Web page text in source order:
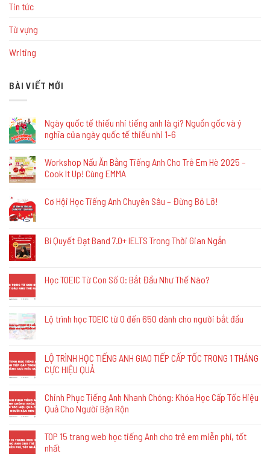
Tin tức
Từ vựng
Writing
BÀI VIẾT MỚI
Ngày quốc tế thiếu nhi tiếng anh là gì? Nguồn gốc và ý
nghĩa của ngày quốc tế thiếu nhi 1-6
Workshop Nấu Ăn Bằng Tiếng Anh Cho Trẻ Em Hè 2025 –
Cook It Up! Cùng EMMA
Cơ Hội Học Tiếng Anh Chuyên Sâu – Đừng Bỏ Lỡ!
Bí Quyết Đạt Band 7.0+ IELTS Trong Thời Gian Ngắn
Học TOEIC Từ Con Số 0: Bắt Đầu Như Thế Nào?
Lộ trình học TOEIC từ 0 đến 650 dành cho người bắt đầu
LỘ TRÌNH HỌC TIẾNG ANH GIAO TIẾP CẤP TỐC TRONG 1 THÁNG
CỰC HIỆU QUẢ
Chinh Phục Tiếng Anh Nhanh Chóng: Khóa Học Cấp Tốc Hiệu
Quả Cho Người Bận Rộn
TOP 15 trang web học tiếng Anh cho trẻ em miễn phí, tốt
nhất